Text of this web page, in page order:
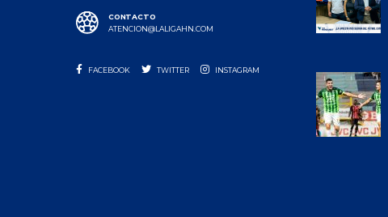
CONTACTO
ATENCION@LALIGAHN.COM
FACEBOOK TWITTER INSTAGRAM